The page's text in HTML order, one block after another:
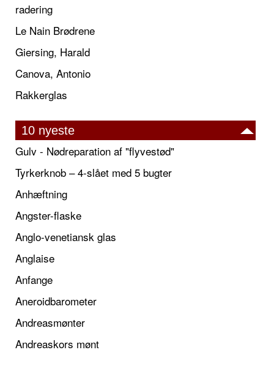
radering
Le Nain Brødrene
Giersing, Harald
Canova, Antonio
Rakkerglas
10 nyeste
Gulv - Nødreparation af "flyvestød"
Tyrkerknob – 4-slået med 5 bugter
Anhæftning
Angster-flaske
Anglo-venetiansk glas
Anglaise
Anfange
Aneroidbarometer
Andreasmønter
Andreaskors mønt